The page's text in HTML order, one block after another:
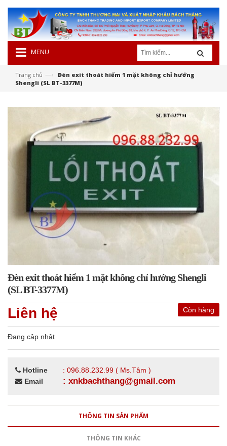
MENU
Trang chủ —› Đèn exit thoát hiểm 1 mặt không chỉ hướng
Shengli (SL BT-3377M)
Đèn exit thoát hiểm 1 mặt không chỉ hướng Shengli
(SL BT-3377M)
Còn hàng
Liên hệ
Đang cập nhật
Hotline
: 096.88.232.99 ( Ms.Tâm )
Email
: xnkbachthang@gmail.com
THÔNG TIN SẢN PHẨM
THÔNG TIN KHÁC